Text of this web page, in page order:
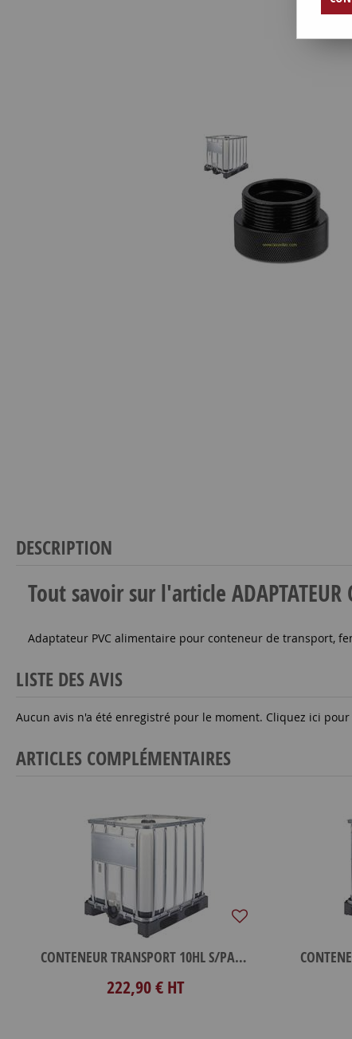
DESCRIPTION
Tout savoir sur l'article ADAPTATEUR
Adaptateur PVC alimentaire pour conteneur de transport,
LISTE DES AVIS
Aucun avis n'a été enregistré pour le moment. Cliquez ici
ARTICLES COMPLÉMENTAIRES
CONTENEUR TRANSPORT 10HL S/PALETTE
222,90 € HT